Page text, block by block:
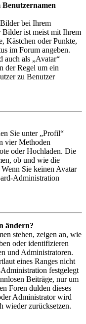
bei Ihrem
Bilder ist meist mit Ihrem
Kästchen oder Punkte,
im Forum angeben.
auch als „Avatar“
der Regel um ein
zu Benutzer
Sie unter „Profil“
vier Methoden
oder Hochladen. Die
ob und wie die
Sie keinen Avatar
Administration
ändern?
stehen, zeigen an, wie
oder identifizieren
und Administratoren.
eines Ranges nicht
festgelegt
Beiträge, nur um
Foren dulden dieses
Administrator wird
wieder zurücksetzen.